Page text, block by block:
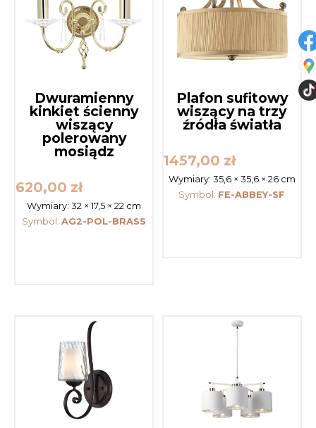
Dwuramienny
kinkiet ścienny
wiszący
polerowany
mosiądz
620,00 zł
Wymiary:32 × 17,5 × 22 cm
Symbol:AG2-POL-BRASS
Plafon sufitowy
wiszący na trzy
źródła światła
1457,00 zł
Wymiary: 35,6 × 35,6 × 26 cm
Symbol: FE-ABBEY-SF